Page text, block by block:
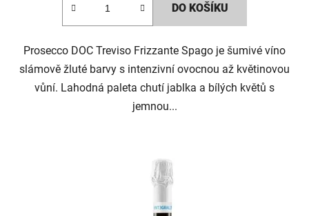
DO KOŠÍKU
Prosecco DOC Treviso Frizzante Spago je šumivé víno
slámově žluté barvy s intenzivní ovocnou až květinovou
vůní. Lahodná paleta chutí jablka a bílých květů s
jemnou...